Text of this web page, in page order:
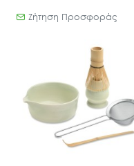
Ζήτηση Προσφοράς